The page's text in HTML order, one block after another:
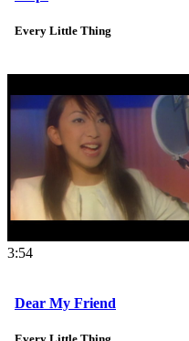
Every Little Thing
3:54
Dear My Friend